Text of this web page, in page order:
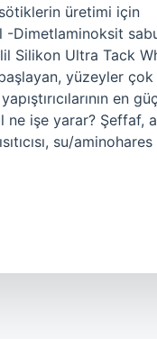
üretimi için
-Dimetlaminoksit
Silikon Ultra Tack
yüzeyler çok
en
işe yarar? Şeffaf,
su/